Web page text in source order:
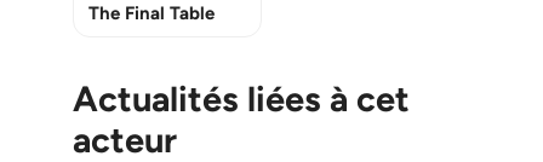
The Final Table
Actualités liées à cet
acteur